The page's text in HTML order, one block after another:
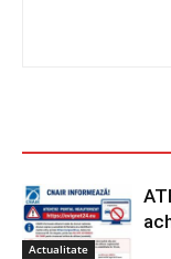
Actualitate